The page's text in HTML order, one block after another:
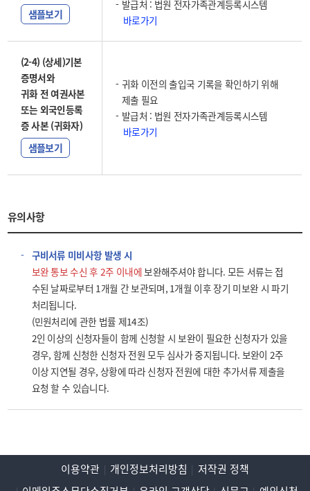
샘플보기
발급처 : 법원 전자가족관계등록시스템
바로가기
(2-4) (상세)기본
증명서와
귀화 전 여권사본
또는 외국인등록
증 사본 (귀화자)
샘플보기
귀화 이전의 출입국 기록을 확인하기 위해
제출 필요
발급처 : 법원 전자가족관계등록시스템
바로가기
유의사항
구비서류 미비사항 발생 시
보완 통보 수신 후 2주 이내에보완해주셔야 합니다. 모든 서류는 접
수된 날짜로부터 1개월 간 보관되며, 1개월 이후 장기 미보완 시 파기
처리됩니다.
(민원처리에 관한 법률 제14조)
2인 이상의 신청자들이 함께 신청할 시 보완이 필요한 신청자가 있을
경우, 함께 신청한 신청자 전원 모두 심사가 중지됩니다. 보완이 2주
이상 지연될 경우, 상황에 따라 신청자 전원에 대한 추가서류 제출을
요청 할 수 있습니다.
이용약관 개인정보처리방침
저작권 정책